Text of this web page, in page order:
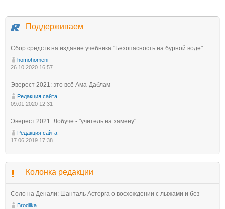
Поддерживаем
Сбор средств на издание учебника "Безопасность на бурной воде"
homohomeni
26.10.2020 16:57
Эверест 2021: это всё Ама-Даблам
Редакция сайта
09.01.2020 12:31
Эверест 2021: Лобуче - "учитель на замену"
Редакция сайта
17.06.2019 17:38
Колонка редакции
Соло на Денали: Шанталь Асторга о восхождении с лыжами и без
Brodilka